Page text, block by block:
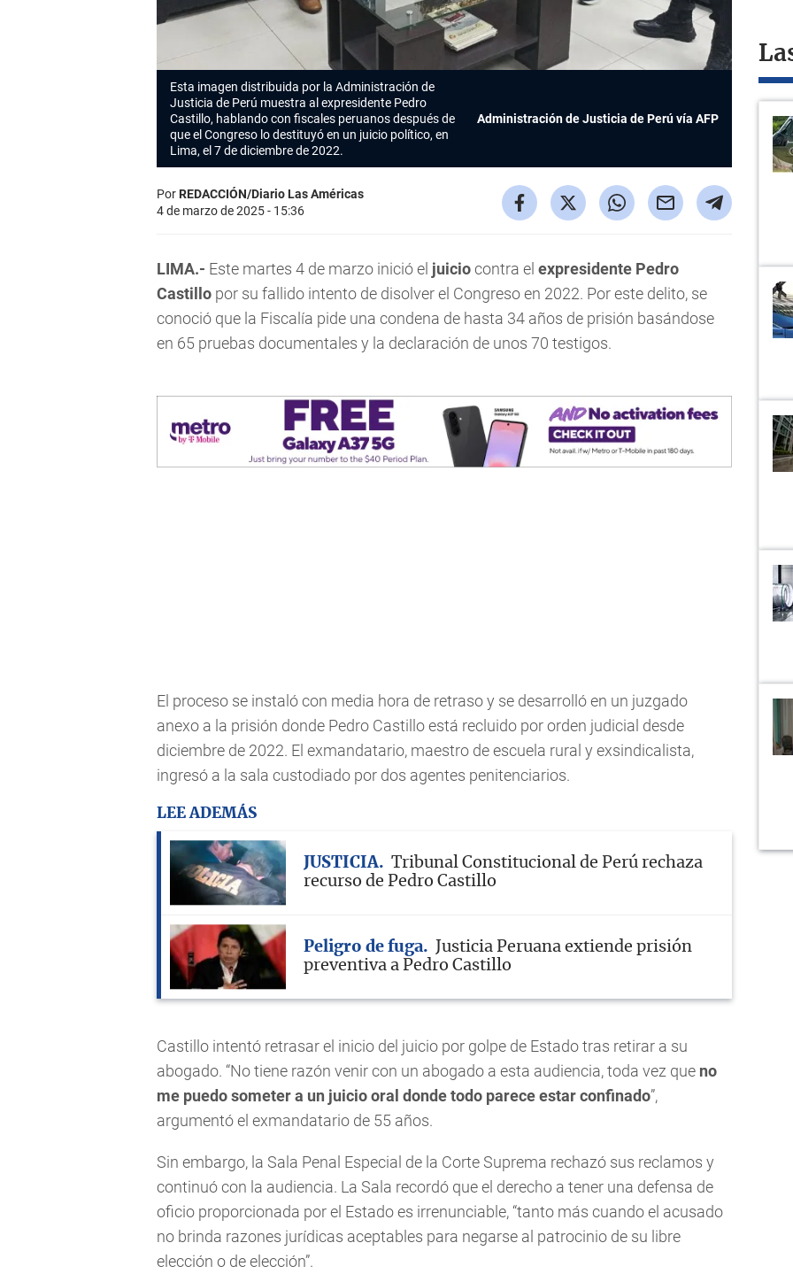
Esta imagen distribuida por la Administración de
Justicia de Perú muestra al expresidente Pedro
Castillo, hablando con fiscales peruanos después de
que el Congreso lo destituyó en un juicio político, en
Lima, el 7 de diciembre de 2022.
Administración de Justicia de Perú vía AFP
PorREDACCIÓN/Diario Las Américas
4 de marzo de 2025 - 15:36
LIMA.- Este martes 4 de marzo inició el juiciocontra el expresidente Pedro
Castillo por su fallido intento de disolver el Congreso en 2022. Por este delito, se
conoció que la Fiscalía pide una condena de hasta 34 años de prisión basándose
en 65 pruebas documentales y la declaración de unos 70 testigos.
El proceso se instaló con media hora de retraso y se desarrolló en un juzgado
anexo a la prisión donde Pedro Castillo está recluido por orden judicial desde
diciembre de 2022. El exmandatario, maestro de escuela rural y exsindicalista,
ingresó a la sala custodiado por dos agentes penitenciarios.
LEE ADEMÁS
JUSTICIA
Tribunal Constitucional de Perú rechaza
recurso de Pedro Castillo
Peligro de fuga
Justicia Peruana extiende prisión
preventiva a Pedro Castillo
Castillo intentó retrasar el inicio del juicio por golpe de Estado tras retirar a su
abogado. “No tiene razón venir con un abogado a esta audiencia, toda vez que no
me puedo someter a un juicio oral donde todo parece estar confinado”,
argumentó el exmandatario de 55 años.
Sin embargo, la Sala Penal Especial de la Corte Suprema rechazó sus reclamos y
continuó con la audiencia. La Sala recordó que el derecho a tener una defensa de
oficio proporcionada por el Estado es irrenunciable, “tanto más cuando el acusado
no brinda razones jurídicas aceptables para negarse al patrocinio de su libre
elección o de elección”.